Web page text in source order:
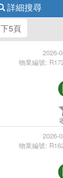
詳細搜尋
下5頁
2026-
物業編號:
2026-
物業編號: